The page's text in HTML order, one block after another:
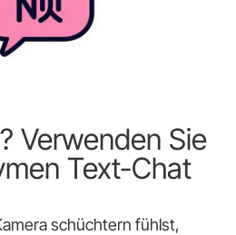
Verwenden Sie
Text-Chat
schüchtern fühlst,